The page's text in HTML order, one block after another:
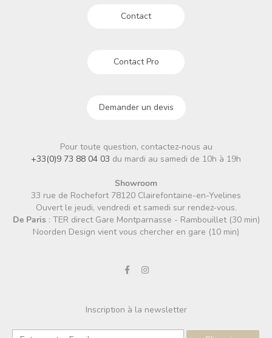
Contact
Contact Pro
Demander un devis
Pour toute question, contactez-nous au
+33(0)9 73 88 04 03 du mardi au samedi de 10h à 19h
Showroom
33 rue de Rochefort 78120 Clairefontaine-en-Yvelines
Ouvert le jeudi, vendredi et samedi sur rendez-vous.
De Paris : TER direct Gare Montparnasse - Rambouillet (30 min)
Noorden Design vient vous chercher en gare (10 min)
Inscription à la newsletter